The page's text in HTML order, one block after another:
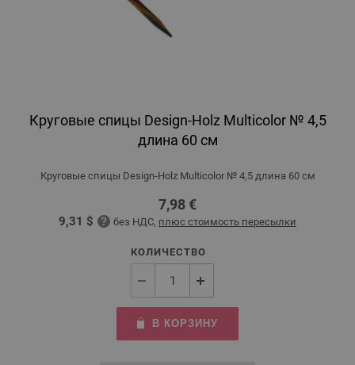
Круговые спицы Design-Holz Multicolor № 4,5
длина 60 см
Круговые спицы Design-Holz Multicolor № 4,5 длина 60 см
7,98 €
9,31 $ без НДС, плюс стоимость пересылки
КОЛИЧЕСТВО
В КОРЗИНУ